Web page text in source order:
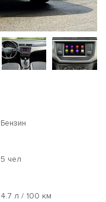
Бензин
5 чел
4.7 л / 100 км